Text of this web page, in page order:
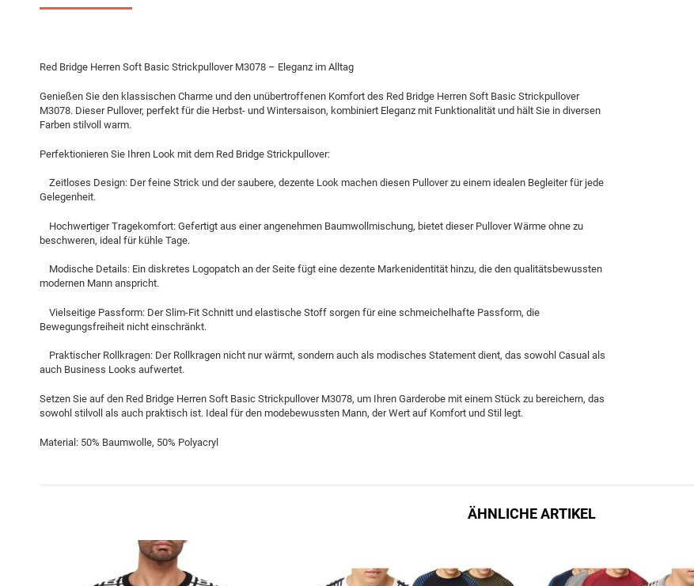
Red Bridge Herren Soft Basic Strickpullover M3078 – Eleganz im Alltag
Genießen Sie den klassischen Charme und den unübertroffenen Komfort des Red Bridge Herren Soft Basic Strickpullover
M3078. Dieser Pullover, perfekt für die Herbst- und Wintersaison, kombiniert Eleganz mit Funktionalität und hält Sie in diversen
Farben stilvoll warm.
Perfektionieren Sie Ihren Look mit dem Red Bridge Strickpullover:
Zeitloses Design: Der feine Strick und der saubere, dezente Look machen diesen Pullover zu einem idealen Begleiter für jede
Gelegenheit.
Hochwertiger Tragekomfort: Gefertigt aus einer angenehmen Baumwollmischung, bietet dieser Pullover Wärme ohne zu
beschweren, ideal für kühle Tage.
Modische Details: Ein diskretes Logopatch an der Seite fügt eine dezente Markenidentität hinzu, die den qualitätsbewussten
modernen Mann anspricht.
Vielseitige Passform: Der Slim-Fit Schnitt und elastische Stoff sorgen für eine schmeichelhafte Passform, die
Bewegungsfreiheit nicht einschränkt.
Praktischer Rollkragen: Der Rollkragen nicht nur wärmt, sondern auch als modisches Statement dient, das sowohl Casual als
auch Business Looks aufwertet.
Setzen Sie auf den Red Bridge Herren Soft Basic Strickpullover M3078, um Ihren Garderobe mit einem Stück zu bereichern, das
sowohl stilvoll als auch praktisch ist. Ideal für den modebewussten Mann, der Wert auf Komfort und Stil legt.
Material: 50% Baumwolle, 50% Polyacryl
ÄHNLICHE ARTIKEL